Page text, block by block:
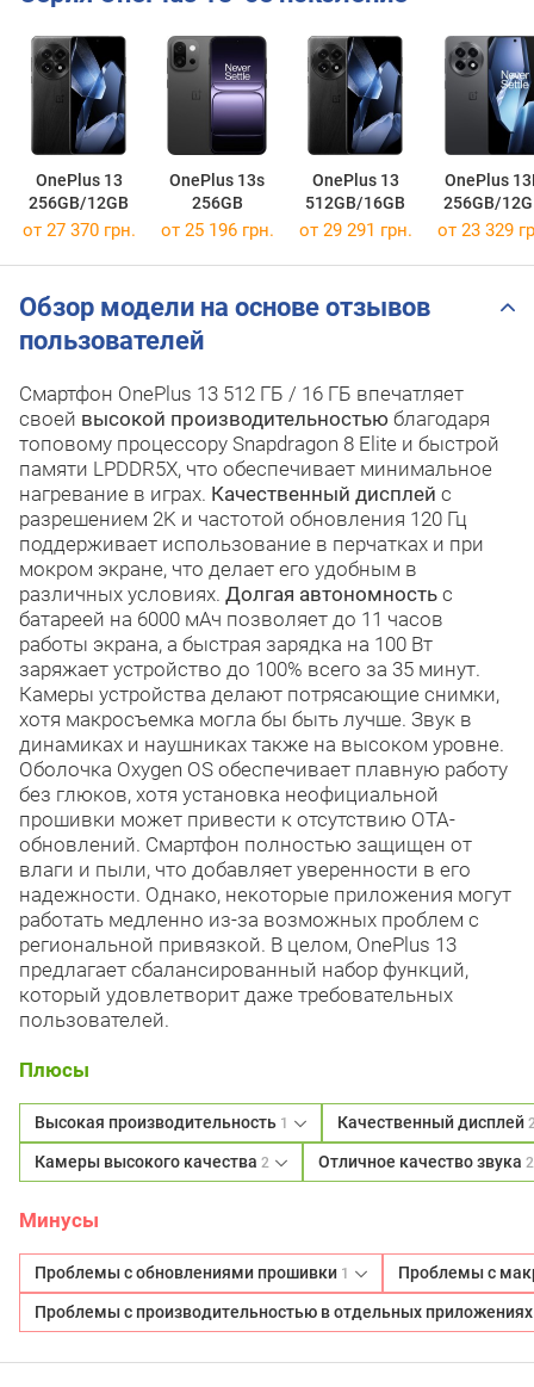
OnePlus 13
256GB/12GB
OnePlus 13s
256GB
OnePlus 13
512GB/16GB
OnePlus
256GB/
от 27 370 грн. от 25 196 грн. от 29 291 грн. от 23 329
Обзор модели на основе отзывов
пользователей
Смартфон OnePlus 13 512 ГБ / 16 ГБ впечатляет
своей высокой производительностью благодаря
топовому процессору Snapdragon 8 Elite и быстрой
памяти LPDDR5X, что обеспечивает минимальное
нагревание в играх. Качественный дисплей с
разрешением 2K и частотой обновления 120 Гц
поддерживает использование в перчатках и при
мокром экране, что делает его удобным в
различных условиях. Долгая автономность с
батареей на 6000 мАч позволяет до 11 часов
работы экрана, а быстрая зарядка на 100 Вт
заряжает устройство до 100% всего за 35 минут.
Камеры устройства делают потрясающие снимки,
хотя макросъемка могла бы быть лучше. Звук в
динамиках и наушниках также на высоком уровне.
Оболочка Oxygen OS обеспечивает плавную работу
без глюков, хотя установка неофициальной
прошивки может привести к отсутствию OTA-
обновлений. Смартфон полностью защищен от
влаги и пыли, что добавляет уверенности в его
надежности. Однако, некоторые приложения могут
работать медленно из-за возможных проблем с
региональной привязкой. В целом, OnePlus 13
предлагает сбалансированный набор функций,
который удовлетворит даже требовательных
пользователей.
Плюсы
Высокая производительность 1 Качественный дисплей
Камеры высокого качества 2 Отличное качество звука2
Минусы
Проблемы с обновлениями прошивки 1 Проблемы с
Проблемы с производительностью в отдельных